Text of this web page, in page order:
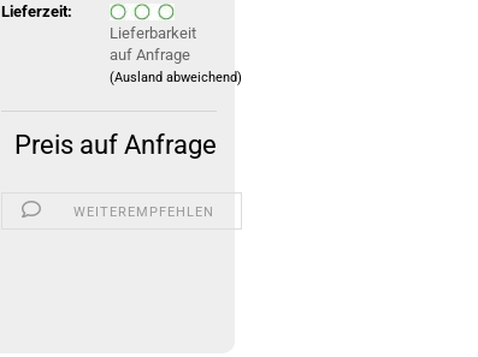
Lieferzeit:
Lieferbarkeit
auf Anfrage
(Ausland abweichend)
Preis auf Anfrage
WEITEREMPFEHLEN